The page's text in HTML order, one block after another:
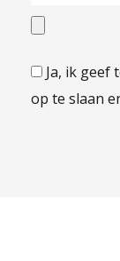
data*
Ja, ik geef
op te slaan